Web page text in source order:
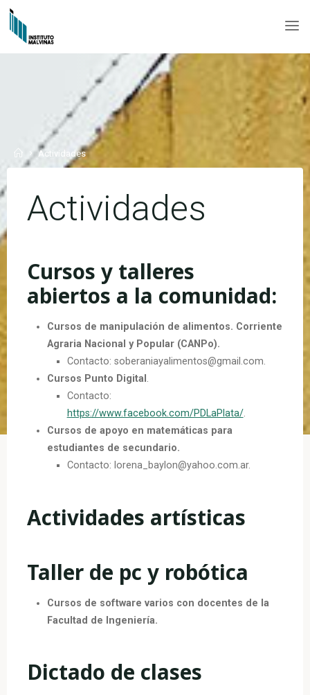
Skip
content
HomeActividades
Actividades
Cursos y talleres
abiertos a la comunidad:
Cursos de manipulación de alimentos. Corriente
Agraria Nacional y Popular (CANPo).
Contacto: soberaniayalimentos@gmail.com.
Cursos Punto Digital .
Contacto:
https://www.facebook.com/PDLaPlata/.
Cursos de apoyo en matemáticas para
estudiantes de secundario.
Contacto: lorena_baylon@yahoo.com.ar.
Actividades artísticas
Taller de pc y robótica
Cursos de software varios con docentes de la
Facultad de Ingeniería.
Dictado de clases